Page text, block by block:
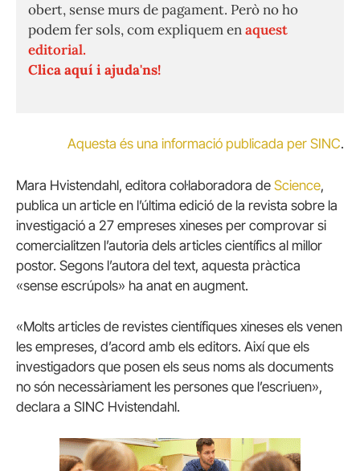
obert, sense murs de pagament. Però no ho
podem fer sols, com expliquem enaquest
editorial.
Clica aquí i ajuda'ns!
Aquesta és una informació publicada per SINC.
Mara Hvistendahl, editora col·laboradora de Science,
publica un article en l’última edició de la revista sobre la
investigació a 27 empreses xineses per comprovar si
comercialitzen l’autoria dels articles científics al millor
postor. Segons l’autora del text, aquesta pràctica
«sense escrúpols» ha anat en augment.
«Molts articles de revistes científiques xineses els venen
les empreses, d’acord amb els editors. Així que els
investigadors que posen els seus noms als documents
no són necessàriament les persones que l’escriuen»,
declara a SINC Hvistendahl.